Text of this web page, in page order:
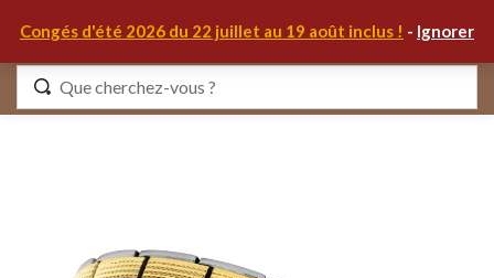
Congés d'été 2026 du 22 juillet au 19 août inclus ! - Ignorer
Identifiez-vous
Se souvenir de moi